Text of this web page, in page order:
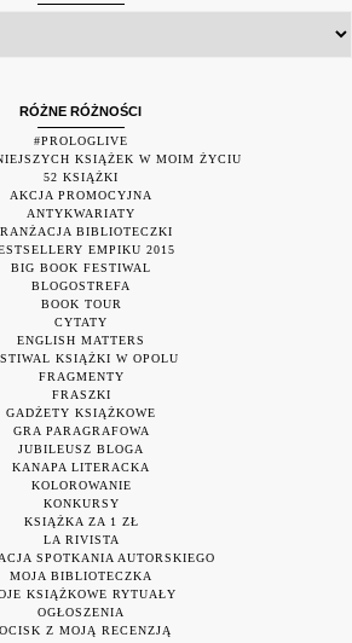
RÓŻNE RÓŻNOŚCI
#PROLOGLIVE
KSIĄŻEK W MOIM ŻYCIU
52 KSIĄŻKI
AKCJA PROMOCYJNA
ANTYKWARIATY
BIBLIOTECZKI
EMPIKU 2015
BIG BOOK FESTIWAL
BLOGOSTREFA
BOOK TOUR
CYTATY
ENGLISH MATTERS
KSIĄŻKI W OPOLU
FRAGMENTY
FRASZKI
GADŻETY KSIĄŻKOWE
GRA PARAGRAFOWA
JUBILEUSZ BLOGA
KANAPA LITERACKA
KOLOROWANIE
KONKURSY
KSIĄŻKA ZA 1 ZŁ
LA RIVISTA
SPOTKANIA AUTORSKIEGO
MOJA BIBLIOTECZKA
KSIĄŻKOWE RYTUAŁY
OGŁOSZENIA
Z MOJĄ RECENZJĄ